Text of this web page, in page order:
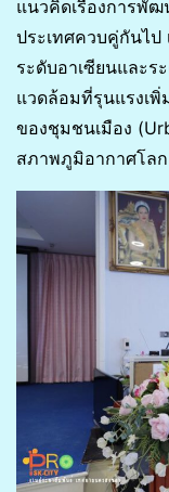
แนวคิดเรื่องการพัฒ
ประเทศควบคู่กันไป
ระดับอาเซียนและ
แวดล้อมที่รุนแรงเ
ของชุมชนเมือง
สภาพภูมิอากาศโลก